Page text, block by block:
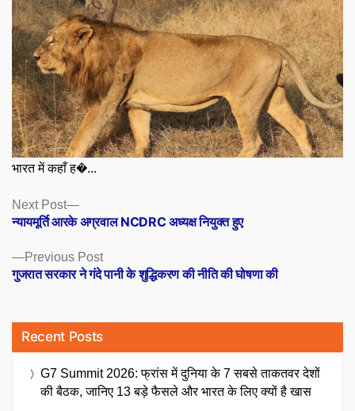
भारत में कहाँ ह�...
Posts
navigation
Previous PostPrevious
post:
गुजरात सरकार ने गंदे पानी के शुद्धिकरण की नीति की घोषणा की
Next Post
Next
post:
न्यायमूर्ति आरके अग्रवाल NCDRC अध्यक्ष नियुक्त हुए
Recent Posts
G7 Summit 2026: फ्रांस में दुनिया के 7 सबसे ताकतवर देशों
की बैठक, जानिए 13 बड़े फैसले और भारत के लिए क्यों है खास